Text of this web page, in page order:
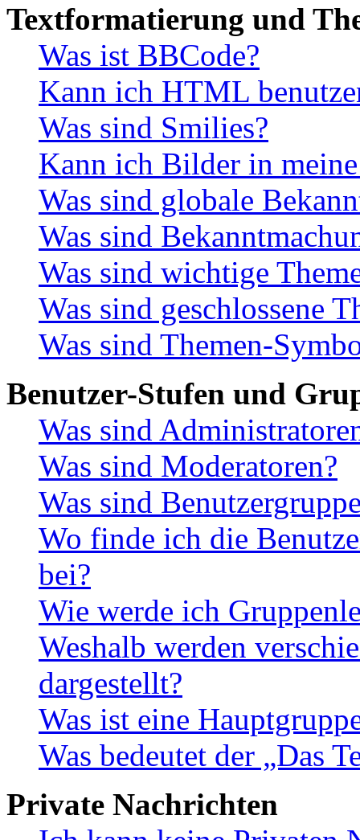
Textformatierung und
Was ist BBCode?
Kann ich HTML
Was sind Smilies?
Kann ich Bilder in
Was sind globale
Was sind
Was sind wichtige
Was sind geschlossene
Was sind Themen-
Benutzer-Stufen und
Was sind
Was sind Moderatoren?
Was sind
Wo finde ich die
bei?
Wie werde ich
Weshalb werden
dargestellt?
Was ist eine
Was bedeutet der „Das
Private Nachrichten